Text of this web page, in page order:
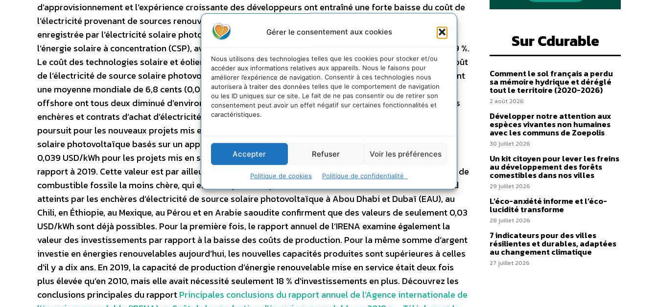
Gérer le consentement aux cookies
Nous utilisons des technologies telles que les cookies pour stocker et/ou
accéder aux informations relatives aux appareils. Nous le faisons pour
améliorer l’expérience de navigation. Consentir à ces technologies nous
autorisera à traiter des données telles que le comportement de navigation
ou les ID uniques sur ce site. Le fait de ne pas consentir ou de retirer son
consentement peut avoir un effet négatif sur certaines fonctionnalités et
caractéristiques.
Accepter Refuser Voir les préférences
Politique de cookies Politique de confidentialité
d’approvisionnement et l’expérience croissante des développeurs ont entraîné une forte baisse du coût de
l’électricité provenant de sources renouvelables. Depuis 2010, la plus forte baisse des coûts a été
enregistrée par l’électricité solaire photovoltaïque à l’échelle industrielle, avec 82 %. Venaient ensuite
l’énergie solaire à concentration (CSP), avec 47 %, l’éolien terrestre, avec 39 %, et l’éolien offshore, avec 29 %.
Le coût des technologies solaire et éolienne a également poursuivi sa diminution d’année en année. Le coût
de l’électricité de source solaire photovoltaïque à l’échelle industrielle a baissé de 13 % en 2019, atteignant
une moyenne mondiale de 6,8 cents (0,068 USD) par kilowattheure (kWh). L’éolien terrestre et l’éolien
offshore ont tous deux diminué d’environ 9 %, pour atteindre respectivement 0,053 et 0,115 USD/kWh. Les
enchères et contrats d’achat d’électricité (CAE) les plus récents montrent que la tendance à la baisse se
poursuit pour les nouveaux projets mis en service en 2020 et au-delà. Les prix de l’électricité de source
solaire photovoltaïque basés sur un approvisionnement compétitif pourraient en moyenne s’établir à
0,039 USD/kWh pour les projets mis en service en 2021, ce qui représente une diminution de 42 % par
rapport à 2019. Cette valeur est par ailleurs inférieure de plus d’un cinquième à celle de l’électricité issue de
combustible fossile la moins chère, qui est celle produite par les centrales à charbon. Les chiffres record
atteints par les enchères d’électricité de source solaire photovoltaïque à Abou Dhabi et Dubaï (EAU), au
Chili, en Éthiopie, au Mexique, au Pérou et en Arabie saoudite confirment que des valeurs de seulement 0,03
USD/kWh sont déjà possibles. Pour la première fois, le rapport annuel de l’IRENA examine également la
valeur des investissements par rapport à la baisse des coûts de production. Pour la même somme d’argent
investie en énergies renouvelables aujourd’hui, les nouvelles capacités produites sont supérieures à celles
d’il y a dix ans. En 2019, la capacité de production d’énergie renouvelable mise en service était deux fois
plus élevée qu’en 2010, mais elle avait nécessité seulement 18 % d’investissements en plus. Découvrez les
conclusions principales du rapportPrincipales conclusions du rapport annuel de l’Agence internationale de
Sur Cdurable
Comment le sol français a perdu
sa mémoire hydrique et déréglé
tout le territoire (2020-2026)
2 août 2026
Développer notre attention aux
espèces vivantes non humaines
avec les communs de Zoepolis
30 juillet 2026
Un kit citoyen pour lever les freins
au développement des forêts
comestibles dans nos villes
29 juillet 2026
L’éco-anxiété informe et l’éco-
lucidité transforme
28 juillet 2026
7 indicateurs pour des villes
résilientes et durables, adaptées
au changement climatique
27 juillet 2026